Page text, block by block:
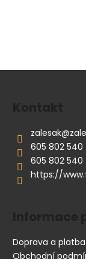
zalesak@
605 802 540
605 802 540
https://
Doprava a platba
Obchodní